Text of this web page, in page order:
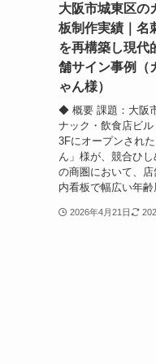
大阪市城東区の
板制作実績｜名
を再構築し現代
舗サイン事例（
ゃん様）
◆ 概要 課題：大阪
ナック・飲食店ビル
3Fにオープンされ
ん」様が、競合ひ
の商圏において、
内看板で幅広い年齢
2026年4月21日